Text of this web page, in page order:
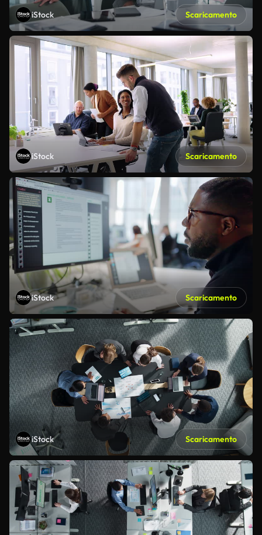
iStock Scaricamento
iStock Scaricamento
iStock Scaricamento
iStock Scaricamento